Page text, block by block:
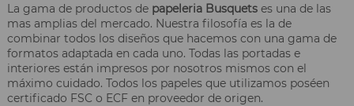
La gama de productos de papeleria Busquets es una de las
mas amplias del mercado. Nuestra filosofía es la de
combinar todos los diseños que hacemos con una gama de
formatos adaptada en cada uno. Todas las portadas e
interiores están impresos por nosotros mismos con el
máximo cuidado. Todos los papeles que utilizamos poséen
certificado FSC o ECF en proveedor de origen.